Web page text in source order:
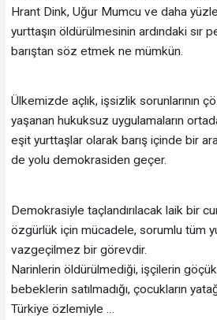
Hrant Dink, Uğur Mumcu ve daha
yurttaşın öldürülmesinin ardındaki sır
barıştan söz etmek ne mümkün.
Ülkemizde açlık, işsizlik sorunlarının
yaşanan hukuksuz uygulamaların
eşit yurttaşlar olarak barış içinde bir
de yolu demokrasiden geçer.
Demokrasiyle taçlandırılacak laik bir
özgürlük için mücadele, sorumlu tüm
vazgeçilmez bir görevdir.
Narinlerin öldürülmediği, işçilerin göçük
bebeklerin satılmadığı, çocukların
Türkiye özlemiyle …